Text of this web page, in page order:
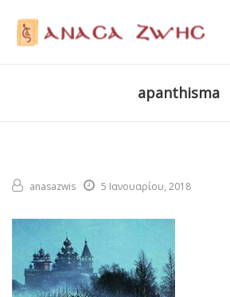
apanthisma
anasazwis 5 Ιανουαρίου, 2018